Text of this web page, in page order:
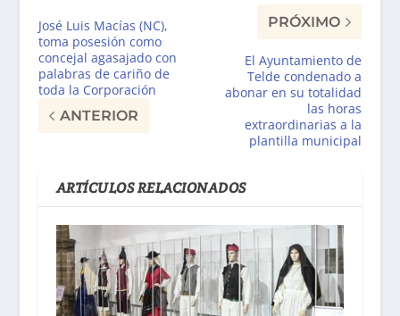
José Luis Macías (NC),
toma posesión como
concejal agasajado con
palabras de cariño de
toda la Corporación
ANTERIOR
PRÓXIMO
El Ayuntamiento de
Telde condenado a
abonar en su totalidad
las horas
extraordinarias a la
plantilla municipal
ARTÍCULOS RELACIONADOS